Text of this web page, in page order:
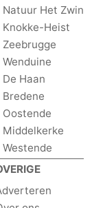
Natuur Het Zwin
Knokke-Heist
Zeebrugge
Wenduine
De Haan
Bredene
Oostende
Middelkerke
Westende